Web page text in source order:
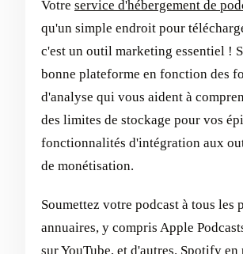
Votre service d'hébergement de
qu'un simple endroit pour
c'est un outil marketing essentiel !
bonne plateforme en fonction des
d'analyse qui vous aident à
des limites de stockage pour vos
fonctionnalités d'intégration aux
de monétisation.
Soumettez votre podcast à tous les
annuaires, y compris Apple
sur YouTube, et d'autres. Spotify